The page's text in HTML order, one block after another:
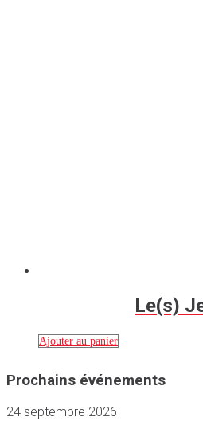
Le(s)
Ajouter au panier
Prochains événements
24 septembre 2026